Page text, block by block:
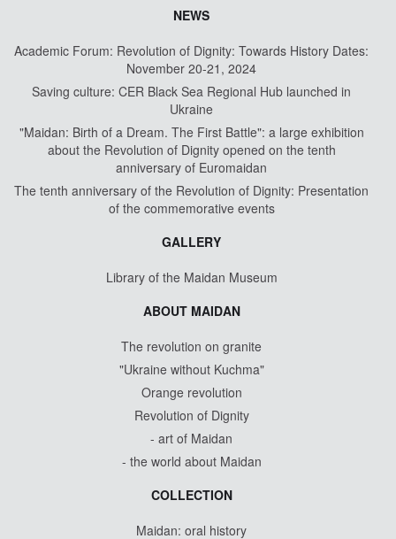
NEWS
Academic Forum: Revolution of Dignity: Towards History Dates:
November 20-21, 2024
Saving culture: CER Black Sea Regional Hub launched in
Ukraine
"Maidan: Birth of a Dream. The First Battle": a large exhibition
about the Revolution of Dignity opened on the tenth
anniversary of Euromaidan
The tenth anniversary of the Revolution of Dignity: Presentation
of the commemorative events
GALLERY
Library of the Maidan Museum
ABOUT MAIDAN
The revolution on granite
"Ukraine without Kuchma"
Orange revolution
Revolution of Dignity
- art of Maidan
- the world about Maidan
COLLECTION
Maidan: oral history